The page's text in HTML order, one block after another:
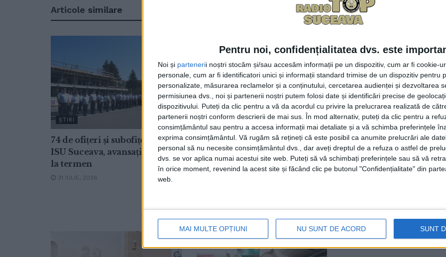
Pentru noi, confidențialitatea dvs. este
Noi și partenerii noștri stocăm și/sau accesăm informații pe un dispozitiv, cum ar fi cookie-
personale, cum ar fi identificatori unici și informații standard trimise de un dispozitiv pentru
personalizate, măsurarea reclamelor și a conținutului, cercetarea audienței și dezvoltarea
permisiunea dvs., noi și partenerii noștri putem folosi date și identificări precise de
dispozitivului. Puteți da clic pentru a vă da acordul cu privire la prelucrarea realizată de
partenerii noștri conform descrierii de mai sus. În mod alternativ, puteți da clic pentru a
consimțământul sau pentru a accesa informații mai detaliate și a vă schimba preferințele
exprima consimțământul. Vă rugăm să rețineți că este posibil ca anumite prelucrări ale
personal să nu necesite consimțământul dvs., dar aveți dreptul de a refuza o astfel de
dvs. se vor aplica numai acestui site web. Puteți să vă schimbați preferințele sau să vă
în orice moment, revenind la acest site și făcând clic pe butonul "Confidențialitate" din
web.
MAI MULTE OPȚIUNI NU SUNT DE ACORD SUNT
Articole similare
ŞTIRI
74 de ofițeri și subofițeri de la
ISU Suceava, avansați în grad,
la termen
31 IULIE, 2026
ŞTIRI
Copii, în centrul Sucevei,
pentru a vedea autospecialele,
ambulanțele, echipamentele și
tehnica utilizată în misiunile
ŞTIRI
Fotbal feminin. Marcel
antrenor CSU Suceava:
victorie cu Chindia
”ne duce cu un pas spre